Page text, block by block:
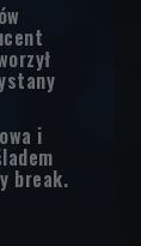
i
break.